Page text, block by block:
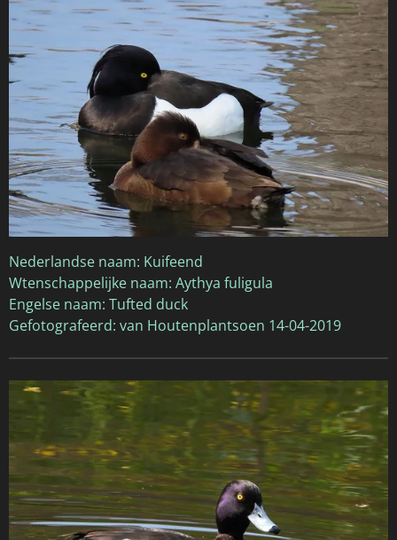
Nederlandse naam: Kuifeend
Wtenschappelijke naam: Aythya fuligula
Engelse naam: Tufted duck
Gefotografeerd: van Houtenplantsoen 14-04-2019